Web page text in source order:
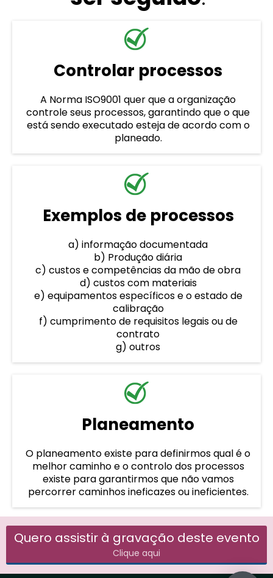
Controlar processos
A Norma ISO9001 quer que a organização
controle seus processos, garantindo que o que
está sendo executado esteja de acordo com o
planeado.
Exemplos de processos
a) informação documentada
b) Produção diária
c) custos e competências da mão de obra
d) custos com materiais
e) equipamentos específicos e o estado de
calibração
f) cumprimento de requisitos legais ou de
contrato
g) outros
Planeamento
O planeamento existe para definirmos qual é o
melhor caminho e o controlo dos processos
existe para garantirmos que não vamos
percorrer caminhos ineficazes ou ineficientes.
Quero assistir à gravação deste evento
Clique aqui